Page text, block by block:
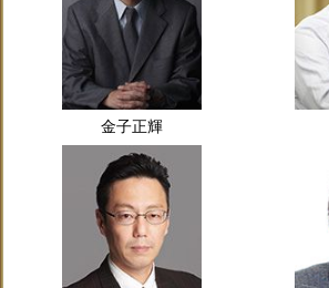
金子正輝